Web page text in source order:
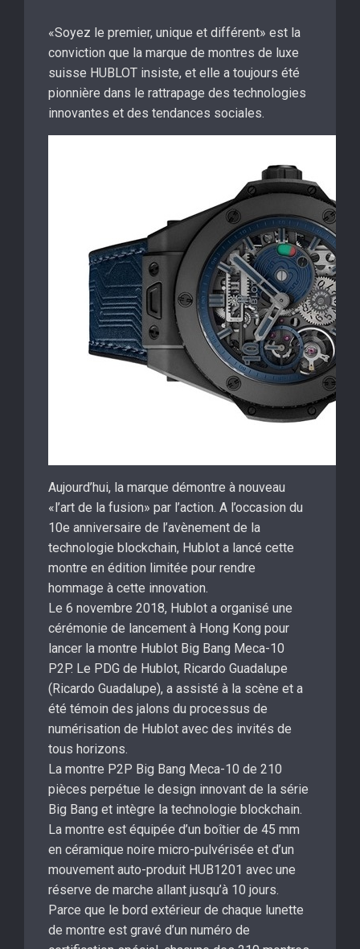
«Soyez le premier, unique et différent» est la
conviction que la marque de montres de luxe
suisse HUBLOT insiste, et elle a toujours été
pionnière dans le rattrapage des technologies
innovantes et des tendances sociales.
Aujourd’hui, la marque démontre à nouveau
«l’art de la fusion» par l’action. A l’occasion du
10e anniversaire de l’avènement de la
technologie blockchain, Hublot a lancé cette
montre en édition limitée pour rendre
hommage à cette innovation.
Le 6 novembre 2018, Hublot a organisé une
cérémonie de lancement à Hong Kong pour
lancer la montre Hublot Big Bang Meca-10
P2P. Le PDG de Hublot, Ricardo Guadalupe
(Ricardo Guadalupe), a assisté à la scène et a
été témoin des jalons du processus de
numérisation de Hublot avec des invités de
tous horizons.
La montre P2P Big Bang Meca-10 de 210
pièces perpétue le design innovant de la série
Big Bang et intègre la technologie blockchain.
La montre est équipée d’un boîtier de 45 mm
en céramique noire micro-pulvérisée et d’un
mouvement auto-produit HUB1201 avec une
réserve de marche allant jusqu’à 10 jours.
Parce que le bord extérieur de chaque lunette
de montre est gravé d’un numéro de